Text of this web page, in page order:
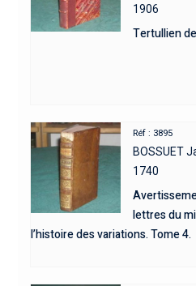
1906
Tertullien
Réf : 3895
BOSSUET
1740
lettres du
l’histoire des variations. Tome 4.